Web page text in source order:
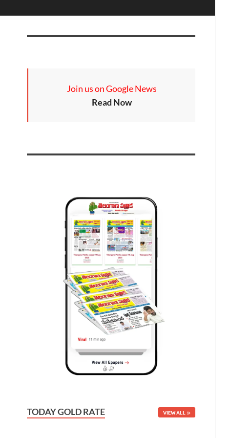
Join us on Google News
Read Now
TODAY GOLD RATE VIEW ALL